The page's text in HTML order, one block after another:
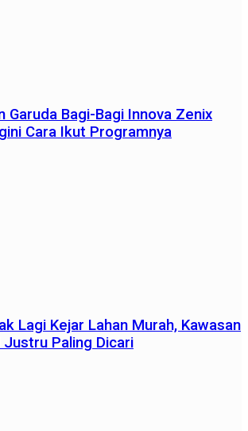
Garuda Bagi-Bagi Innova Zenix
Cara Ikut Programnya
Lagi Kejar Lahan Murah, Kawasan
Paling Dicari